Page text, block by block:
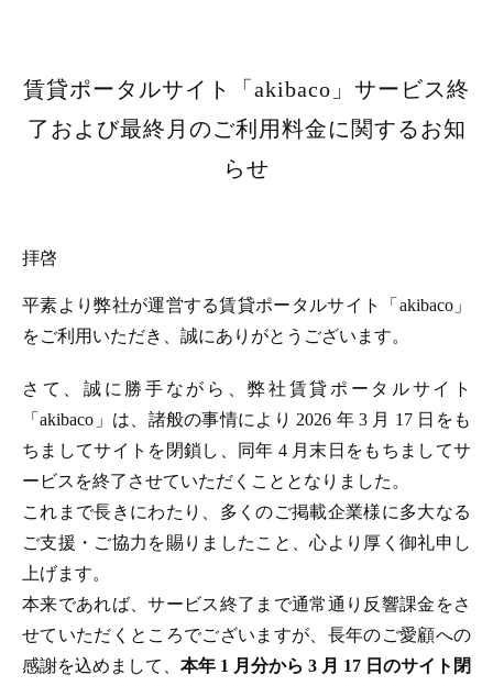
賃貸ポータルサイト「akibaco」サービス終
了および最終月のご利用料金に関するお知
らせ
拝啓
平素より弊社が運営する賃貸ポータルサイト「akibaco」
をご利用いただき、誠にありがとうございます。
さて、誠に勝手ながら、弊社賃貸ポータルサイト
「akibaco」は、諸般の事情により 2026 年 3 月 17 日をも
ちましてサイトを閉鎖し、同年 4 月末日をもちましてサ
ービスを終了させていただくこととなりました。
これまで長きにわたり、多くのご掲載企業様に多大なる
ご支援・ご協力を賜りましたこと、心より厚く御礼申し
上げます。
本来であれば、サービス終了まで通常通り反響課金をさ
せていただくところでございますが、長年のご愛顧への
感謝を込めまして、 本年 1 月分から 3 月 17 日のサイト閉